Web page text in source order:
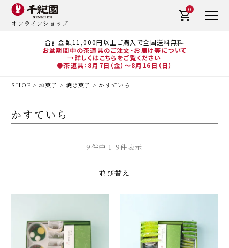
合計金額11,000円以上ご購入で全国送料無料
お盆期間中の茶道具のご注文・お届け等について
→詳しくはこちらをご覧ください
●茶道具：8月7日（金）～8月16日（日）
オンラインショップ
0
SHOP お菓子 焼き菓子 かすていら
かすていら
並び替え
9件中 1-9件表示